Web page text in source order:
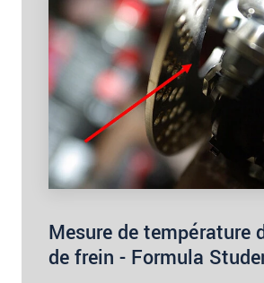
Mesure de température
de frein - Formula